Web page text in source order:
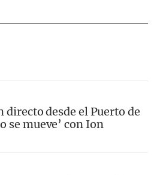
desde el Puerto de
se mueve’ con Ion